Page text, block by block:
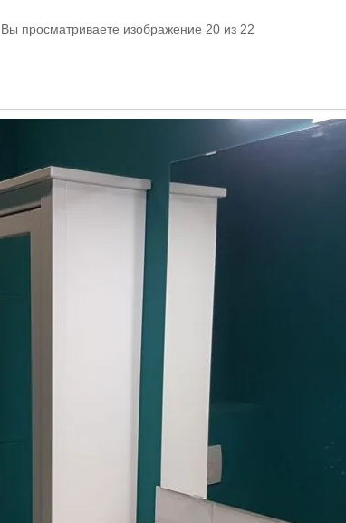
. Вы просматриваете изображение 20 из 22